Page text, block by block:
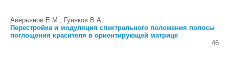
Аверьянов Е.М., Гуняков В.А.
Перестройка и модуляция спектрального положения полосы
поглощения красителя в ориентирующей матрице
46